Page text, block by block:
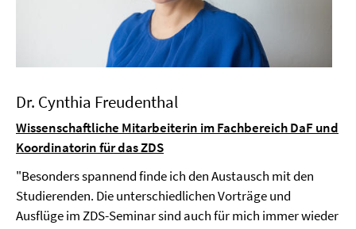
Dr. Cynthia Freudenthal
Wissenschaftliche Mitarbeiterin im Fachbereich DaF und
Koordinatorin für das ZDS
"Besonders spannend finde ich den Austausch mit den
Studierenden. Die unterschiedlichen Vorträge und
Ausflüge im ZDS-Seminar sind auch für mich immer wieder